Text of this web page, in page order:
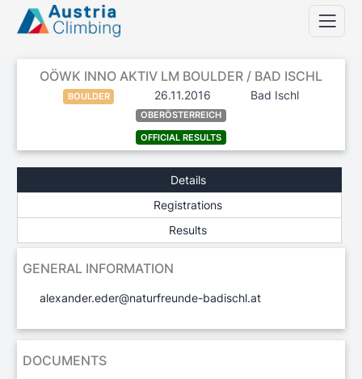
OÖWK INNO AKTIV LM BOULDER / BAD ISCHL
BOULDER 26.11.2016 Bad Ischl
OBERÖSTERREICH
OFFICIAL RESULTS
Details
Registrations
Results
GENERAL INFORMATION
alexander.eder@naturfreunde-badischl.at
DOCUMENTS